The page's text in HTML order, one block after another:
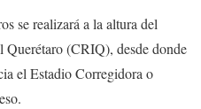
se realizará a la altura del
(CRIQ), desde donde
el Estadio Corregidora o